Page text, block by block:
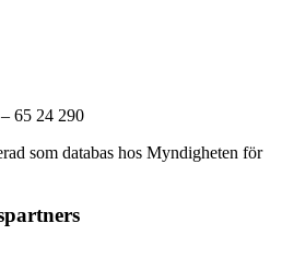
65 24 290
som databas hos Myndigheten för